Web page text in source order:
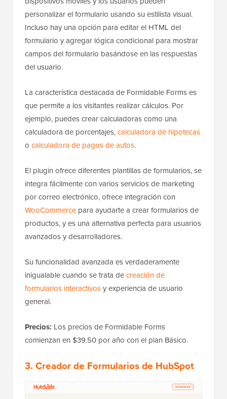
personalizar el formulario usando su estilista visual.
Incluso hay una opción para editar el HTML del
formulario y agregar lógica condicional para mostrar
campos del formulario basándose en las respuestas
del usuario.
La característica destacada de Formidable Forms es
que permite a los visitantes realizar cálculos. Por
ejemplo, puedes crear calculadoras como una
calculadora de porcentajes,calculadora de hipotecas
o calculadora de pagos de autos.
El plugin ofrece diferentes plantillas de formularios, se
integra fácilmente con varios servicios de marketing
por correo electrónico, ofrece integración con
WooCommerce para ayudarte a crear formularios de
productos, y es una alternativa perfecta para usuarios
avanzados y desarrolladores.
Su funcionalidad avanzada es verdaderamente
inigualable cuando se trata decreación de
formularios interactivosy experiencia de usuario
general.
Precios: Los precios de Formidable Forms
comienzan en $39.50 por año con el plan Básico.
3. Creador de Formularios de HubSpot